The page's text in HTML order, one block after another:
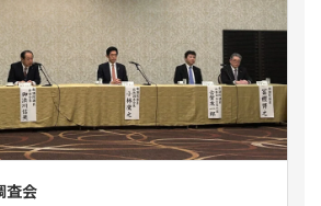
査会